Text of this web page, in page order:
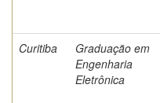
Curitiba
Graduação em
Engenharia
Eletrônica